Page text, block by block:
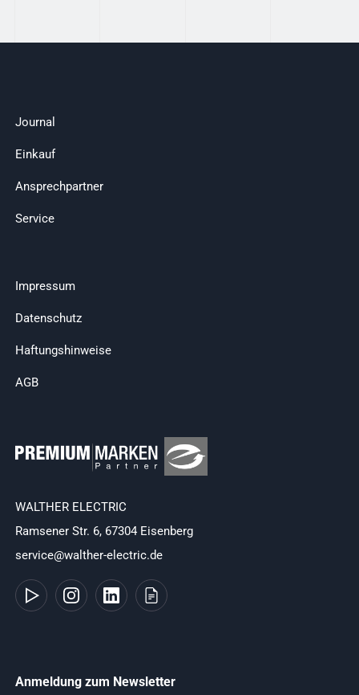
Journal
Einkauf
Ansprechpartner
Service
Impressum
Datenschutz
Haftungshinweise
AGB
WALTHER ELECTRIC
Ramsener Str. 6, 67304 Eisenberg
service@walther-electric.de
Anmeldung zum Newsletter